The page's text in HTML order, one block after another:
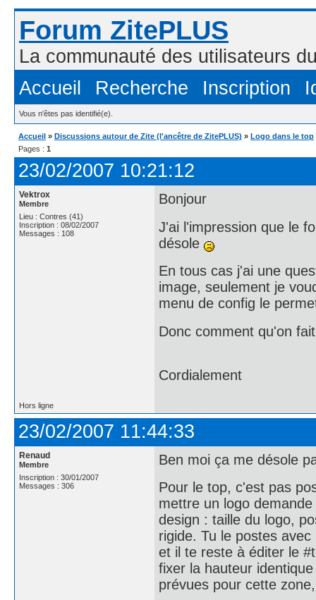
Forum ZitePLUS
La communauté des utilisateurs
Accueil
Recherche Inscription
Vous n'êtes pas identifié(e).
Accueil » Discussions autour de Zite (l'ancêtre de ZitePLUS) » Logo dans le top
Pages : 1
23/02/2007 10:21:12
Vektrox
Membre
Lieu : Contres (41)
Inscription : 08/02/2007
Messages : 108
Bonjour
J'ai l'impression que le
désole
En tous cas j'ai une
image, seulement je
menu de config le
Donc comment qu'on
Cordialement
Hors ligne
23/02/2007 11:44:33
Renaud
Membre
Inscription : 30/01/2007
Messages : 306
Ben moi ça me désole
Pour le top, c'est pas
mettre un logo
design : taille du logo,
rigide. Tu le postes
et il te reste à éditer le
fixer la hauteur
prévues pour cette